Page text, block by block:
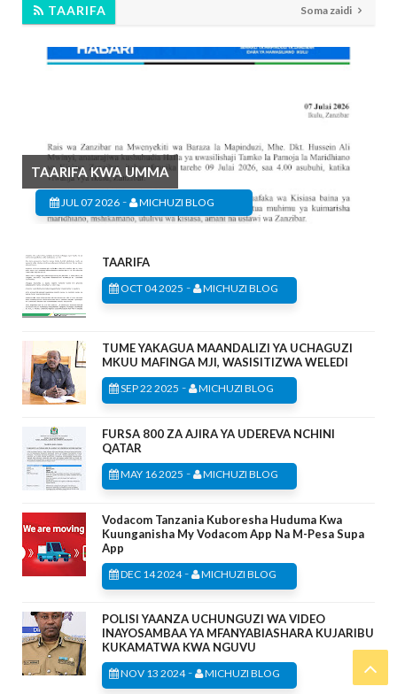
TAARIFA Soma zaidi
TAARIFA KWA UMMA
JUL 07 2026 - MICHUZI BLOG
TAARIFA
OCT 04 2025 - MICHUZI BLOG
TUME YAKAGUA MAANDALIZI YA UCHAGUZI
MKUU MAFINGA MJI, WASISITIZWA WELEDI
SEP 22 2025 - MICHUZI BLOG
FURSA 800 ZA AJIRA YA UDEREVA NCHINI
QATAR
MAY 16 2025 - MICHUZI BLOG
Vodacom Tanzania Kuboresha Huduma Kwa
Kuunganisha My Vodacom App Na M-Pesa Supa
App
DEC 14 2024- MICHUZI BLOG
POLISI YAANZA UCHUNGUZI WA VIDEO
INAYOSAMBAA YA MFANYABIASHARA KUJARIBU
KUKAMATWA KWA NGUVU
NOV 13 2024- MICHUZI BLOG